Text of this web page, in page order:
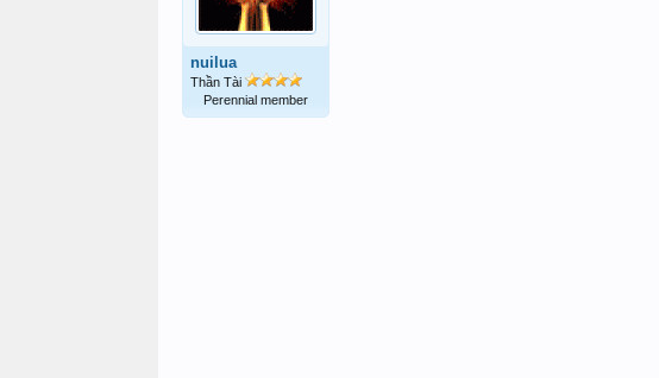
nuilua
Thần Tài
Perennial member